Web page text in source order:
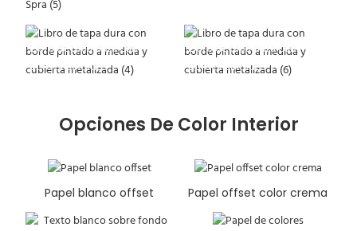
Libro de tapa dura con
bordes pintados
Libro de tapa dura con
bordes pintados
Opciones De Color Interior
Papel blanco offset Papel offset color crema